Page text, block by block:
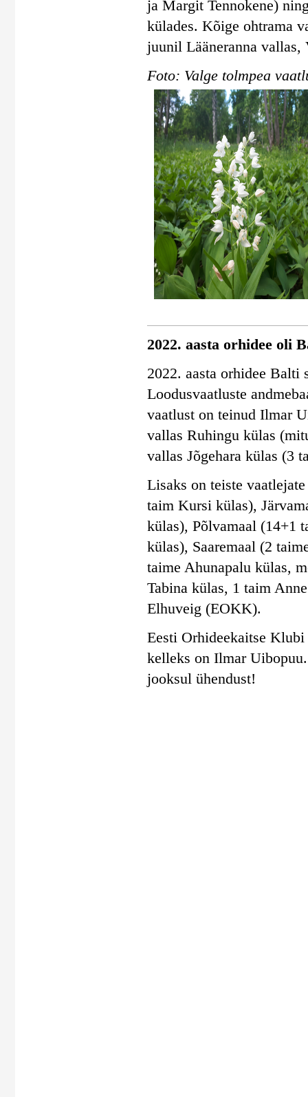
ja Margit Tennokene)
külades. Kõige ohtrama
juunil Lääneranna
Foto: Valge tolmpea
2022. aasta orhidee oli
2022. aasta orhidee Balti
Loodusvaatluste
vaatlust on teinud Ilmar
vallas Ruhingu külas
vallas Jõgehara külas (3
Lisaks on teiste
taim Kursi külas),
külas), Põlvamaal (14+1
külas), Saaremaal (2
taime Ahunapalu külas,
Tabina külas, 1 taim
Elhuveig (EOKK).
Eesti Orhideekaitse
kelleks on Ilmar
jooksul ühendust!